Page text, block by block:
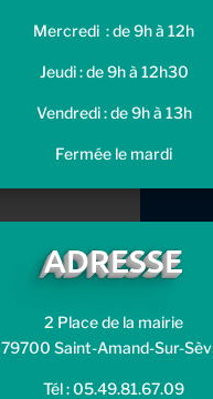
Mercredi : de 9h à 12h
Jeudi : de 9h à 12h30
Vendredi : de 9h à 13h
Fermée le mardi
ADRESSE
2 Place de la mairie
79700 Saint-Amand-Sur-
Tél : 05.49.81.67.09